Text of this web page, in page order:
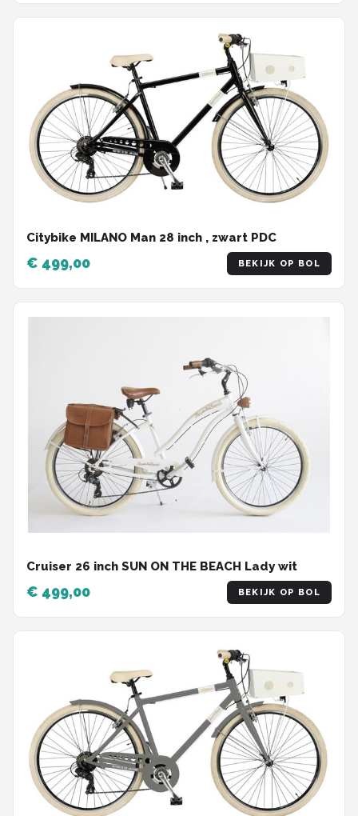
Citybike MILANO Man 28 inch , zwart PDC
€ 499,00 BEKIJK OP BOL
Cruiser 26 inch SUN ON THE BEACH Lady wit
€ 499,00 BEKIJK OP BOL